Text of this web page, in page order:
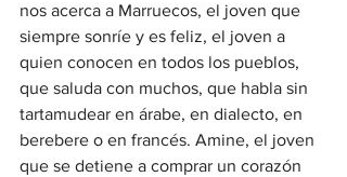
nos acerca a Marruecos, el joven que
siempre sonríe y es feliz, el joven a
quien conocen en todos los pueblos,
que saluda con muchos, que habla sin
tartamudear en árabe, en dialecto, en
berebere o en francés. Amine, el joven
que se detiene a comprar un corazón